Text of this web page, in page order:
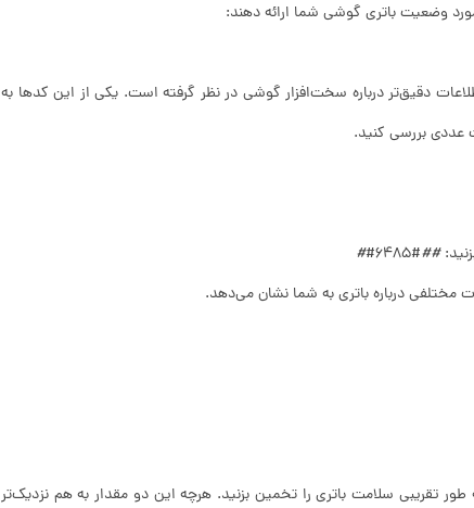
وضعیت باتری گوشی شما ارائه دهند:
دقیق‌تر درباره سخت‌افزار گوشی در نظر گرفته است. یکی از این کدها به
عددی بررسی کنید.
##
#6485#
#
مختلفی درباره باتری به شما نشان می‌دهد.
تقریبی سلامت باتری را تخمین بزنید. هرچه این دو مقدار به هم نزدیک‌تر